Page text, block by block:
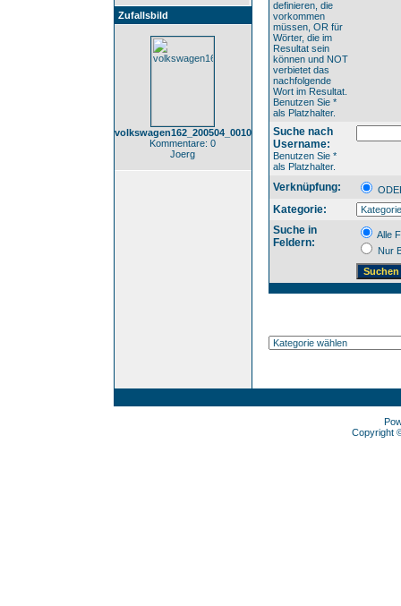
Zufallsbild
volkswagen162_200504_0010
Kommentare: 0
Joerg
definieren, die
vorkommen
müssen, OR für
Wörter, die im
Resultat sein
können und NOT
verbietet das
nachfolgende
Wort im Resultat.
Benutzen Sie *
als Platzhalter.
Suche nach
Username:
Benutzen Sie *
als Platzhalter.
Verknüpfung:
Kategorie:
Suche in
Feldern:
Alle
Nur
Copyright